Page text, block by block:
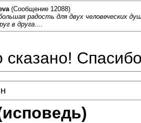
(Сообщение 12088)
радость для двух человеческих
в друга....
сказано!